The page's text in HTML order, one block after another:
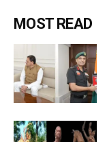
MOST READ